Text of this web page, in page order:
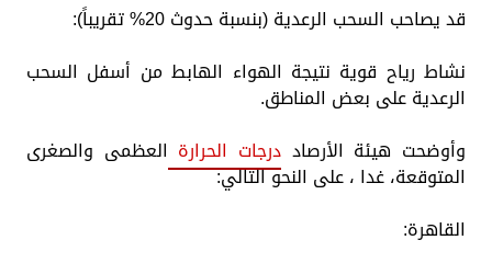
​قد يصاحب السحب الرعدية (بنسبة حدوث 20% تقريباً):
​نشاط رياح قوية نتيجة الهواء الهابط من أسفل السحب
الرعدية على بعض المناطق.
وأوضحت هيئة الأرصاد درجات الحرارة العظمى والصغرى
المتوقعة، غدا ، على النحو التالي:
​القاهرة: